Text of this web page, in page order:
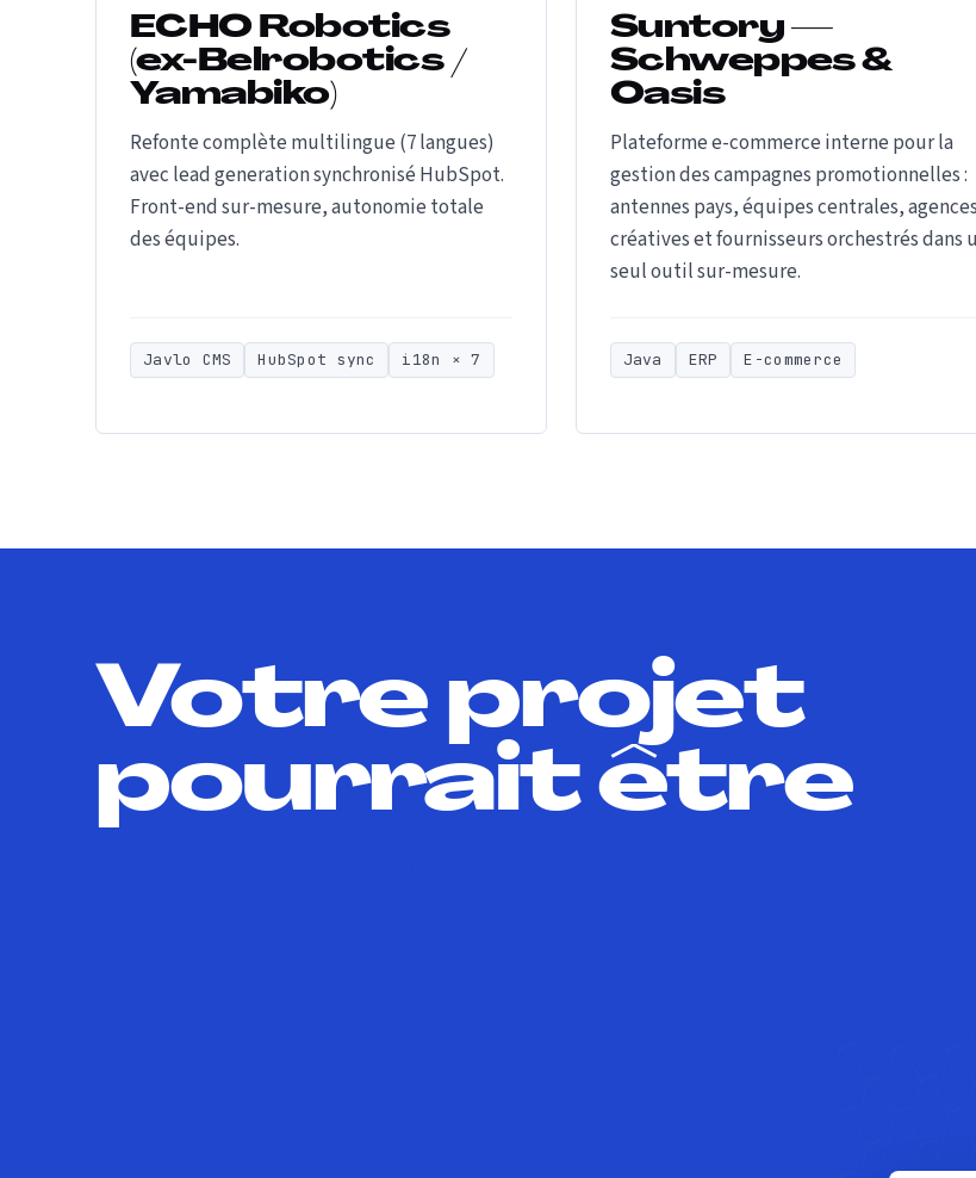
ECHO Robotics
(ex-Belrobotics /
Yamabiko)
Refonte complète multilingue (7 langues)
avec lead generation synchronisé HubSpot.
Front-end sur-mesure, autonomie totale
des équipes.
Javlo CMS HubSpot sync i18n × 7
Suntory —
Schweppes &
Oasis
Plateforme e-commerce interne pour la
gestion des campagnes promotionnelles :
antennes pays, équipes centrales, agences
créatives et fournisseurs orchestrés dans
seul outil sur-mesure.
Java ERP E-commerce
Votre projet
pourrait être